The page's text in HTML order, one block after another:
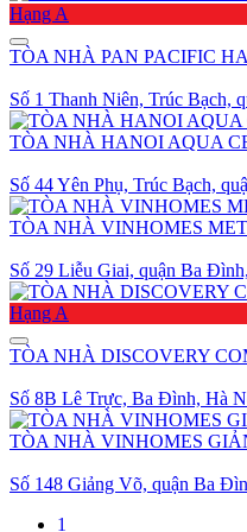
Hạng A
TÒA NHÀ PAN PACIFIC
Số 1 Thanh Niên, Trúc Bạch,
TÒA NHÀ HANOI AQUA
Số 44 Yên Phụ, Trúc Bạch,
TÒA NHÀ VINHOMES
Số 29 Liễu Giai, quận Ba
Hạng A
TÒA NHÀ DISCOVERY
Số 8B Lê Trực, Ba Đình, Hà
TÒA NHÀ VINHOMES
Số 148 Giảng Võ, quận Ba
1